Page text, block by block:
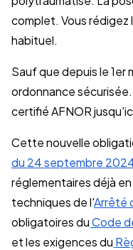
complet. Vous
habituel.
Sauf que depuis le 1er
ordonnance
certifié AFNOR
Cette nouvelle
du 24 septembre
réglementaires déjà
techniques de l'Arrêté
obligatoires duCode
et les exigences du